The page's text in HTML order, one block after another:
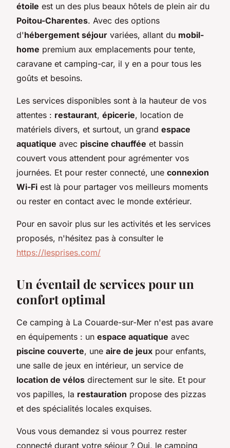
étoile est un des plus beaux hôtels de plein air du
Poitou-Charentes. Avec des options
d'hébergement séjour variées, allant du mobil-
home premium aux emplacements pour tente,
caravane et camping-car, il y en a pour tous les
goûts et besoins.
Les services disponibles sont à la hauteur de vos
attentes : restaurant, épicerie, location de
matériels divers, et surtout, un grand espace
aquatique avec piscine chauffée et bassin
couvert vous attendent pour agrémenter vos
journées. Et pour rester connecté, une connexion
Wi-Fi est là pour partager vos meilleurs moments
ou rester en contact avec le monde extérieur.
Pour en savoir plus sur les activités et les services
proposés, n'hésitez pas à consulter le
https://lesprises.com/
Un éventail de services pour un
confort optimal
Ce camping à La Couarde-sur-Mer n'est pas avare
en équipements : un espace aquatique avec
piscine couverte, une aire de jeux pour enfants,
une salle de jeux en intérieur, un service de
location de vélos directement sur le site. Et pour
vos papilles, la restauration propose des pizzas
et des spécialités locales exquises.
Vous vous demandez si vous pourrez rester
connecté durant votre séjour ? Oui, le camping